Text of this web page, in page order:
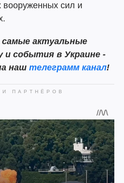
вооруженных сил и
актуальные
и события в Украине -
наш телеграмм канал!